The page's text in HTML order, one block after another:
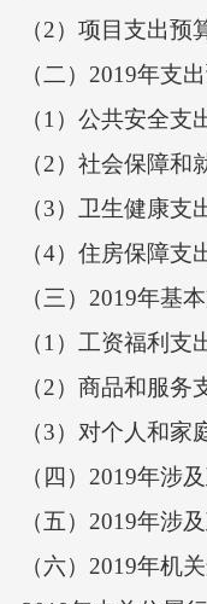
2）项目支出预算
二）2019年支出
1）公共安全支出
2）社会保障和就
3）卫生健康支出
4）住房保障支出
三）2019年基本
1）工资福利支出
2）商品和服务支
3）对个人和家庭
四）2019年涉及
五）2019年涉及
六）2019年机关